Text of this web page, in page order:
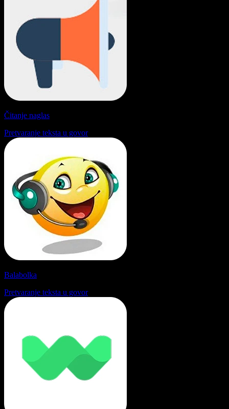
Čitanje naglas
Pretvaranje teksta u govor
Balabolka
Pretvaranje teksta u govor